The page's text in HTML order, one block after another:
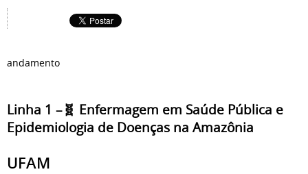
andamento
Linha 1 –🧬 Enfermagem em Saúde Pública e
Epidemiologia de Doenças na Amazônia
UFAM